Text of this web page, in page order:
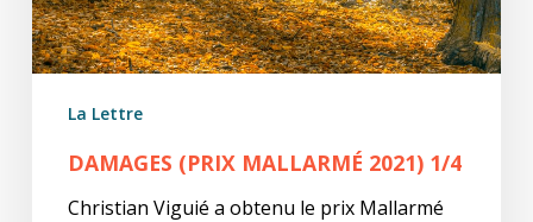
La Lettre
DAMAGES (PRIX MALLARMÉ 2021) 1/4
Christian Viguié a obtenu le prix Mallarmé